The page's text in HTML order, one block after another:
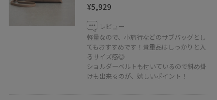
＿＿＿＿＿＿＿＿＿＿＿＿＿＿＿＿＿＿＿
¥5,929
レビュー
軽量なので、小旅行などのサブバッグとし
てもおすすめです！貴重品はしっかりと入
るサイズ感◎
ショルダーベルトも付いているので斜め掛
けも出来るのが、嬉しいポイント！